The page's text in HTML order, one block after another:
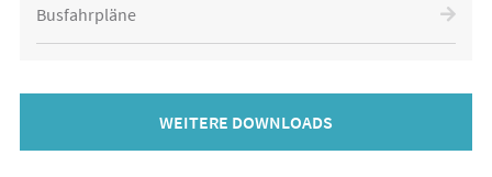
Busfahrpläne
WEITERE DOWNLOADS